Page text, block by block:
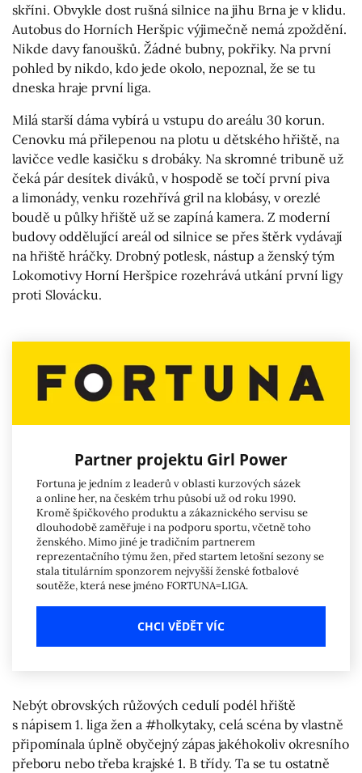
skříni. Obvykle dost rušná silnice na jihu Brna je v klidu.
Autobus do Horních Heršpic výjimečně nemá zpoždění.
Nikde davy fanoušků. Žádné bubny, pokřiky. Na první
pohled by nikdo, kdo jede okolo, nepoznal, že se tu
dneska hraje první liga.
Milá starší dáma vybírá u vstupu do areálu 30 korun.
Cenovku má přilepenou na plotu u dětského hřiště, na
lavičce vedle kasičku s drobáky. Na skromné tribuně už
čeká pár desítek diváků, v hospodě se točí první piva
a limonády, venku rozehřívá gril na klobásy, v orezlé
boudě u půlky hřiště už se zapíná kamera. Z moderní
budovy oddělující areál od silnice se přes štěrk vydávají
na hřiště hráčky. Drobný potlesk, nástup a ženský tým
Lokomotivy Horní Heršpice rozehrává utkání první ligy
proti Slovácku.
Partner projektu Girl Power
Fortuna je jedním z leaderů v oblasti kurzových sázek
a online her, na českém trhu působí už od roku 1990.
Kromě špičkového produktu a zákaznického servisu se
dlouhodobě zaměřuje i na podporu sportu, včetně toho
ženského. Mimo jiné je tradičním partnerem
reprezentačního týmu žen, před startem letošní sezony se
stala titulárním sponzorem nejvyšší ženské fotbalové
soutěže, která nese jméno FORTUNA=LIGA.
CHCI VĚDĚT VÍC
Nebýt obrovských růžových cedulí podél hřiště
s nápisem 1. liga žen a #holkytaky, celá scéna by vlastně
připomínala úplně obyčejný zápas jakéhokoliv okresního
přeboru nebo třeba krajské 1. B třídy. Ta se tu ostatně